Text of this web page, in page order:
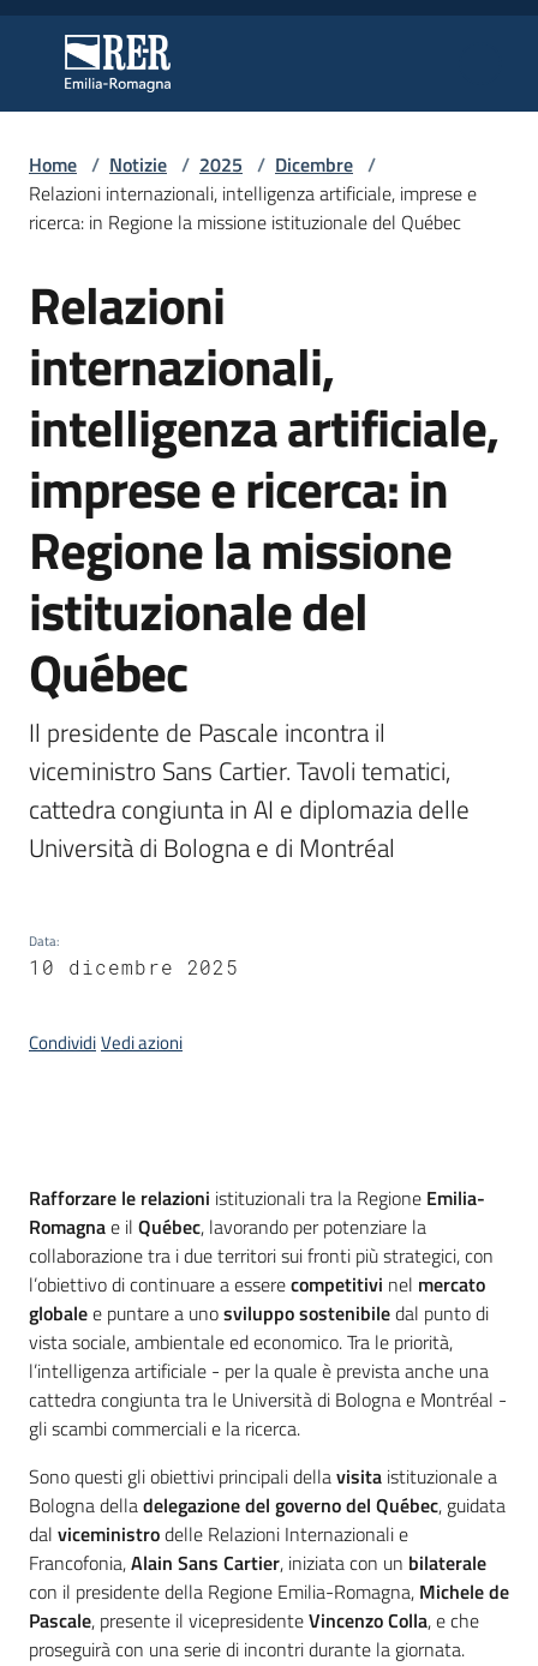
Regione Emilia-Romagna
Regione Emilia-Romagna
Regione
Novità
Servizi
Leggi
Atti
Bandi
Argomenti
Campagne
di
comunicazione
su
Home / Notizie / 2025 / Dicembre /
Relazioni internazionali, intelligenza artificiale, imprese e
ricerca: in Regione la missione istituzionale del Québec
Salta al contenuto
Relazioni
internazionali,
intelligenza artificiale,
imprese e ricerca: in
Regione la missione
istituzionale del
Québec
Il presidente de Pascale incontra il
viceministro Sans Cartier. Tavoli tematici,
cattedra congiunta in AI e diplomazia delle
Università di Bologna e di Montréal
Data:
10 dicembre 2025
CondividiVedi azioni
Introduzione
Rafforzare le relazioni istituzionali tra la Regione Emilia-
Romagnae il Québec, lavorando per potenziare la
collaborazione tra i due territori sui fronti più strategici, con
l’obiettivo di continuare a esserecompetitivi nel mercato
globalee puntare a unosviluppo sostenibiledal punto di
vista sociale, ambientale ed economico. Tra le priorità,
l’intelligenza artificiale - per la quale è prevista anche una
cattedra congiunta tra le Università di Bologna e Montréal -
gli scambi commerciali e la ricerca.
Sono questi gli obiettivi principali dellavisita istituzionale a
Bologna delladelegazione del governo del Québec, guidata
dal viceministrodelle Relazioni Internazionali e
Francofonia,Alain Sans Cartier, iniziata con un bilaterale
con il presidente della Regione Emilia-Romagna, Michele de
Pascale, presente il vicepresidenteVincenzo Colla, e che
proseguirà con una serie di incontri durante la giornata.